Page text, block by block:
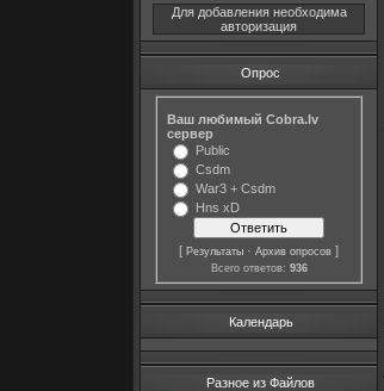
Для добавления необходима
авторизация
Опрос
Ваш любимый Cobra.lv
сервер
Public
Csdm
War3 + Csdm
Hns xD
[ Результаты · Архив опросов ]
Всего ответов: 936
Календарь
Разное из Файлов